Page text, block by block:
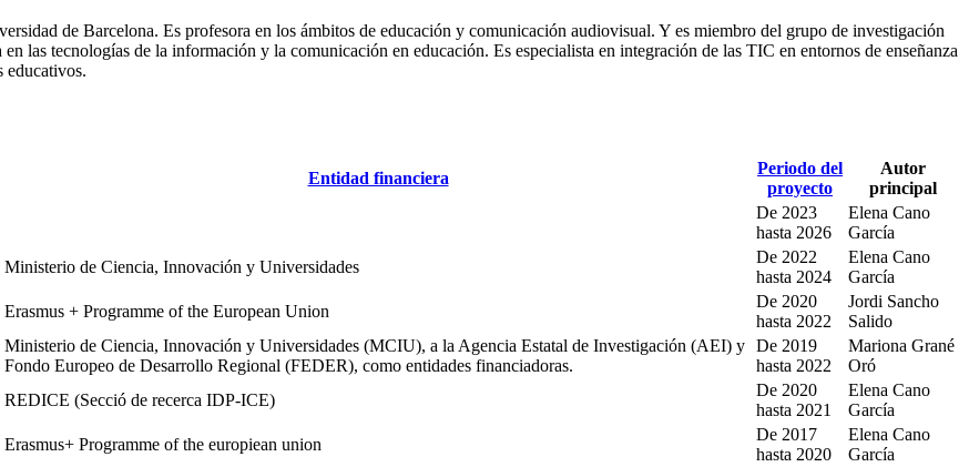
de Barcelona. Es profesora en los ámbitos de educación y comunicación audiovisual. Y es miembro del grupo de investigación
las tecnologías de la información y la comunicación en educación. Es especialista en integración de las TIC en entornos de enseñanza
educativos.
Entidad financiera
Periodo del
proyecto
Autor
principal
De 2023
hasta 2026
Elena Cano
García
Ministerio de Ciencia, Innovación y Universidades
De 2022
hasta 2024
Elena Cano
García
Erasmus + Programme of the European Union
De 2020
hasta 2022
Jordi Sancho
Salido
Ministerio de Ciencia, Innovación y Universidades (MCIU), a la Agencia Estatal de Investigación (AEI) y
Fondo Europeo de Desarrollo Regional (FEDER), como entidades financiadoras.
De 2019
hasta 2022
Mariona Grané
Oró
REDICE (Secció de recerca IDP-ICE)
De 2020
hasta 2021
Elena Cano
García
Erasmus+ Programme of the europiean union
De 2017
hasta 2020
Elena Cano
García